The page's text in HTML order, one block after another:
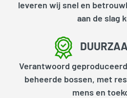
leveren wij snel en
aan de slag
Verantwoord
beheerde bossen, met
mens en